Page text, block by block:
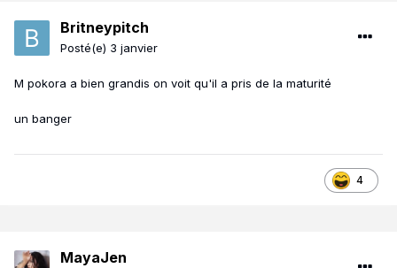
Britneypitch
Posté(e) 3 janvier
M pokora a bien grandis on voit qu'il a pris de la maturité
un banger
4
MayaJen